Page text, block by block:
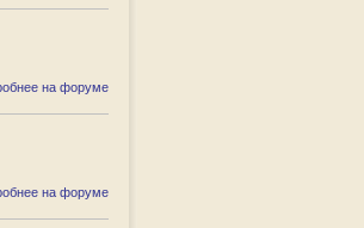
на форуме
на форуме